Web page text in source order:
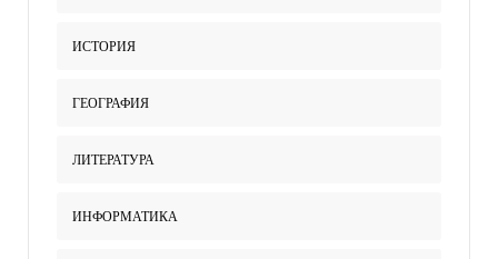
ИСТОРИЯ
ГЕОГРАФИЯ
ЛИТЕРАТУРА
ИНФОРМАТИКА